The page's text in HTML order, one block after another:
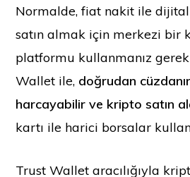
Normalde, fiat nakit ile
satın almak için merkezi bir
platformu kullanmanız
Wallet ile, doğrudan
harcayabilir ve kripto satın
kartı ile harici borsalar
Trust Wallet aracılığıyla